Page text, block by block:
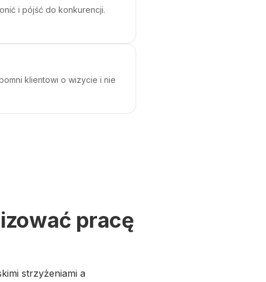
i pójść do konkurencji.
klientowi o wizycie i nie
pracę
strzyżeniami a